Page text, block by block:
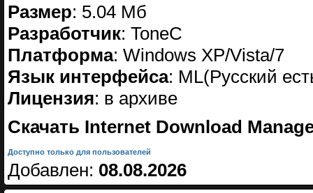
Размер: 5.04 Мб
Разработчик: ToneC
Платформа: Windows XP/Vista/7
Язык интерфейса: ML(Русский
Лицензия: в архиве
Скачать Internet Download
Доступно только для пользователей
Добавлен: 08.08.2026